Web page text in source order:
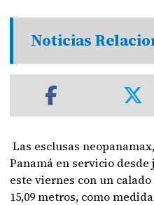
Noticias
Las esclusas
Panamá en servicio desde
este viernes con un
15,09 metros, como